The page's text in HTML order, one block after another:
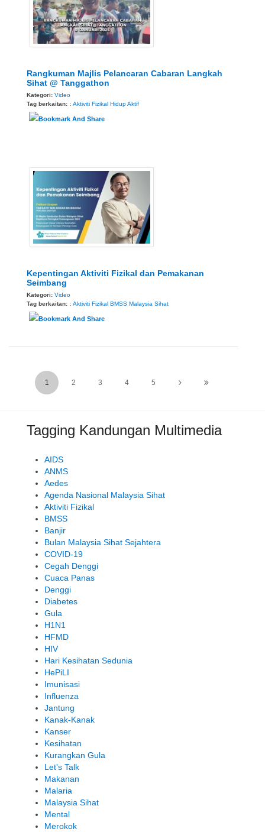
Rangkuman Majlis Pelancaran Cabaran Langkah
Sihat @ Tanggathon
Kategori: Video
Tag berkaitan: : Aktiviti Fizikal Hidup Aktif
Kepentingan Aktiviti Fizikal dan Pemakanan
Seimbang
Kategori: Video
Tag berkaitan: : Aktiviti Fizikal BMSS Malaysia Sihat
1 2 3 4 5
Tagging Kandungan Multimedia
AIDS
ANMS
Aedes
Agenda Nasional Malaysia Sihat
Aktiviti Fizikal
BMSS
Banjir
Bulan Malaysia Sihat Sejahtera
COVID-19
Cegah Denggi
Cuaca Panas
Denggi
Diabetes
Gula
H1N1
HFMD
HIV
Hari Kesihatan Sedunia
HePiLI
Imunisasi
Influenza
Jantung
Kanak-Kanak
Kanser
Kesihatan
Kurangkan Gula
Let's Talk
Makanan
Malaria
Malaysia Sihat
Mental
Merokok